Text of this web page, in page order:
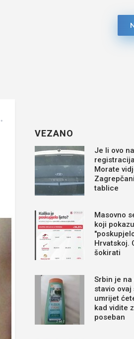
VEZANO
Je li ovo
Morate
tablice
Masovno
koji
Hrvatskoj.
šokirati
Srbin je
stavio ovaj
umrijet
kad vidite
poseban